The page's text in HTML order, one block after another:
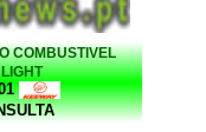
COMBUSTIVEL